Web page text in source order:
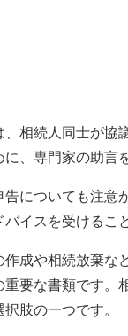
相続人同士が協
、専門家の助言
告についても注
イスを受けるこ
作成や相続放棄な
重要な書類です。
肢の一つです。